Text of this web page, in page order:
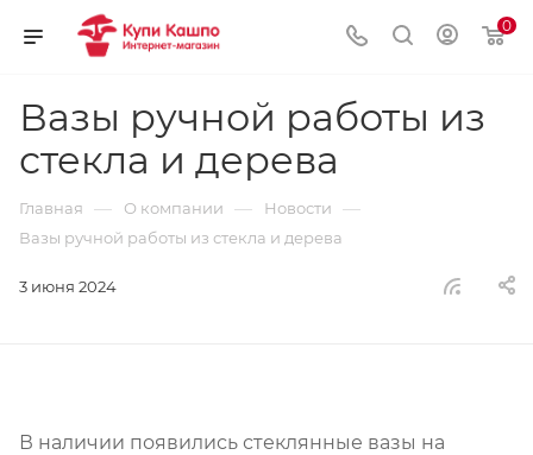
0
Вазы ручной работы из
стекла и дерева
Главная — О компании — Новости —
Вазы ручной работы из стекла и дерева
3 июня 2024
В наличии появились стеклянные вазы на